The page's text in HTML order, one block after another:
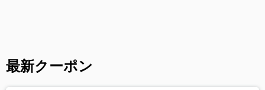
最新クーポン